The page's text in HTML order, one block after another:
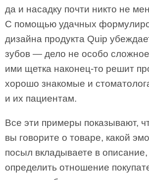
да и насадку почти никто не
С помощью удачных
дизайна продукта Quip
зубов — дело не особо
ими щетка наконец-то решит
хорошо знакомые и
и их пациентам.
Все эти примеры показывают,
вы говорите о товаре, какой
посыл вкладываете в
определить отношение